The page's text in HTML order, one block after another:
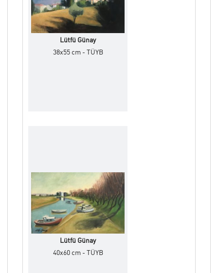
Lütfü Günay
38x55 cm - TÜYB
Lütfü Günay
40x60 cm - TÜYB